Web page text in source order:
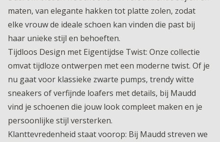
maten, van elegante hakken tot platte zolen, zodat
elke vrouw de ideale schoen kan vinden die past bij
haar unieke stijl en behoeften.
Tijdloos Design met Eigentijdse Twist: Onze collectie
omvat tijdloze ontwerpen met een moderne twist. Of je
nu gaat voor klassieke zwarte pumps, trendy witte
sneakers of verfijnde loafers met details, bij Maudd
vind je schoenen die jouw look compleet maken en je
persoonlijke stijl versterken.
Klanttevredenheid staat voorop: Bij Maudd streven we